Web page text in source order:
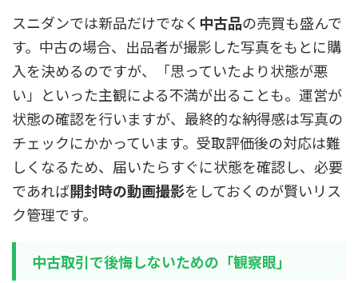
スニダンでは新品だけでなく 中古品の売買も盛んで
す。中古の場合、出品者が撮影した写真をもとに購
入を決めるのですが、「思っていたより状態が悪
い」といった主観による不満が出ることも。運営が
状態の確認を行いますが、最終的な納得感は写真の
チェックにかかっています。受取評価後の対応は難
しくなるため、届いたらすぐに状態を確認し、必要
であれば開封時の動画撮影をしておくのが賢いリス
ク管理です。
中古取引で後悔しないための「観察眼」